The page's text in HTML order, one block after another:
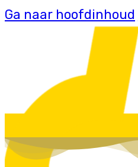
Ga naar hoofdinhoud